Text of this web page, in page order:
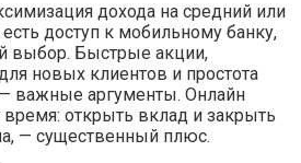
дохода на средний или
доступ к мобильному банку,
выбор. Быстрые акции,
новых клиентов и простота
важные аргументы. Онлайн
время: открыть вклад и закрыть
— существенный плюс.